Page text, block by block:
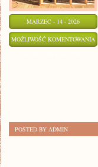
MARZEC - 14 - 2026
MOŻLIWOŚĆ KOMENTOWANIA
POSTED BY ADMIN